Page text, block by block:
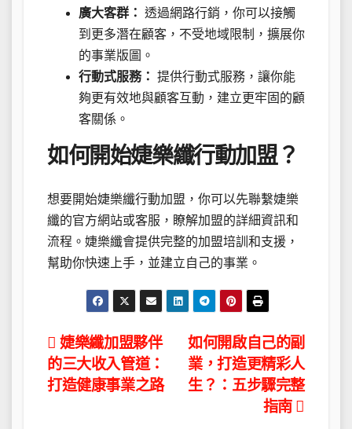
廣大客群： 透過網路行銷，你可以接觸
到更多潛在顧客，不受地域限制，擴展你
的事業版圖。
行動式服務： 提供行動式服務，讓你能
夠更有效地與顧客互動，建立更牢固的顧
客關係。
如何開始婕樂纖行動加盟？
想要開始婕樂纖行動加盟，你可以先聯繫婕樂
纖的官方網站或客服，瞭解加盟的詳細資訊和
流程。婕樂纖會提供完整的加盟培訓和支援，
幫助你快速上手，並建立自己的事業。
文
章
如何開啟自己的副
業，打造更精彩人
生？：五步驟完整
指南
婕樂纖加盟夥伴
的三大收入管道：
打造健康事業之路